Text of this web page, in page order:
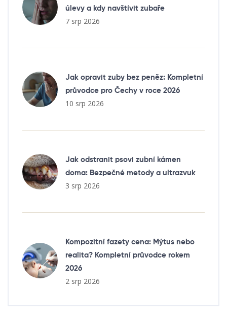
úlevy a kdy navštívit zubaře
7 srp 2026
Jak opravit zuby bez peněz: Kompletní
průvodce pro Čechy v roce 2026
10 srp 2026
Jak odstranit psovi zubní kámen
doma: Bezpečné metody a ultrazvuk
3 srp 2026
Kompozitní fazety cena: Mýtus nebo
realita? Kompletní průvodce rokem
2026
2 srp 2026